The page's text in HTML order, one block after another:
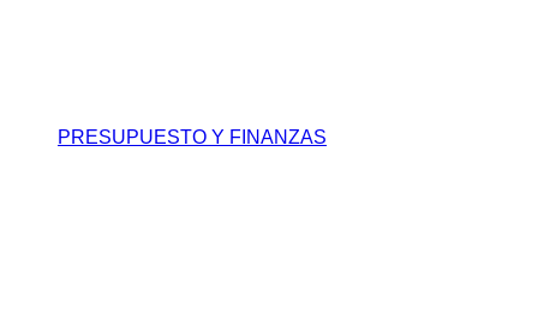
PRESUPUESTO Y FINANZAS